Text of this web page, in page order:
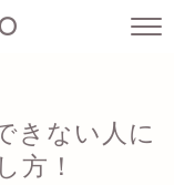
きない人に
方！